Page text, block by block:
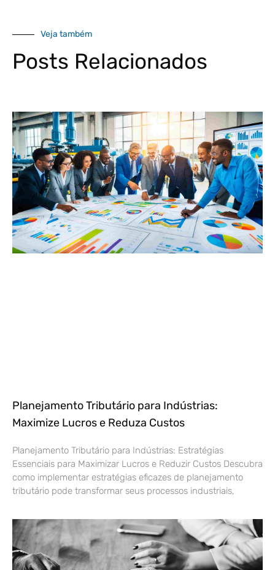
Veja também
Posts Relacionados
Planejamento Tributário para Indústrias:
Maximize Lucros e Reduza Custos
Planejamento Tributário para Indústrias: Estratégias
Essenciais para Maximizar Lucros e Reduzir Custos Descubra
como implementar estratégias eficazes de planejamento
tributário pode transformar seus processos industriais,